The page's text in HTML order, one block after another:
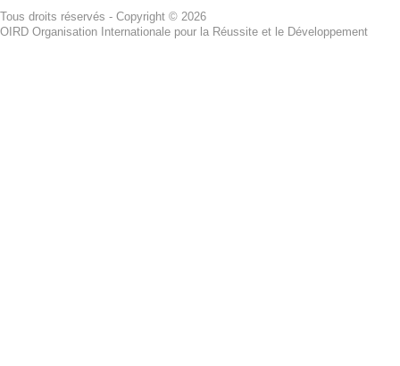
Tous droits réservés - Copyright © 2026
OIRD Organisation Internationale pour la Réussite et le Développement